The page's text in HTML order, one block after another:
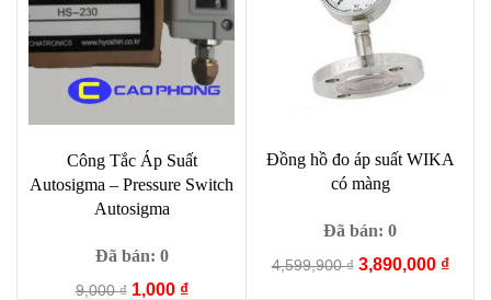
Công Tắc Áp Suất
Autosigma – Pressure Switch
Autosigma
Đã bán: 0
9,000₫ Giá
1,000 ₫Giá
Đồng hồ đo áp suất WIKA
có màng
Đã bán: 0
4,599,900₫ Giá
3,890,000 ₫Giá